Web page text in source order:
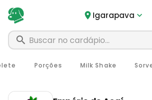
Igarapava
Porções Milk Shake